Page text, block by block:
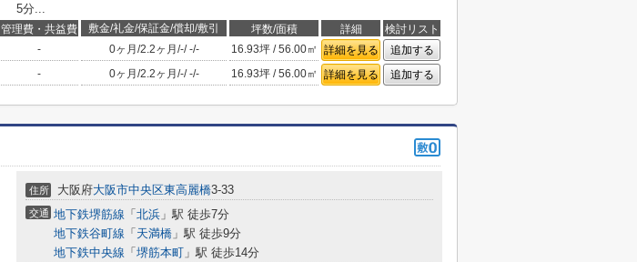
5分...
管理費・共益費 敷金/礼金/保証金/償却/敷引 坪数/面積 詳細
検討リスト
- 0ヶ月 /2.2ヶ月 /-/-/- 16.93坪 / 56.00㎡ 詳細を見る
追加する
- 0ヶ月 /2.2ヶ月 /-/-/- 16.93坪 / 56.00㎡ 詳細を見る 追加する
住所 大阪府大阪市中央区東高麗橋3-33
交通 地下鉄堺筋線 「 北浜 」駅 徒歩7分
地下鉄谷町線 「 天満橋 」駅 徒歩9分
地下鉄中央線 「 堺筋本町 」駅 徒歩14分